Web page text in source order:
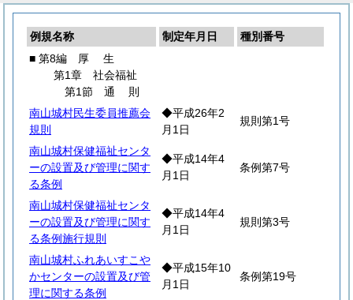
例規名称 制定年月日
種別番号
■ 第8編 厚 生
第1章 社会福祉
第1節 通 則
南山城村民生委員推薦会
規則
◆平成26年2
月1日
規則第1号
南山城村保健福祉センタ
ーの設置及び管理に関す
る条例
◆平成14年4
月1日
条例第7号
南山城村保健福祉センタ
ーの設置及び管理に関す
る条例施行規則
◆平成14年4
月1日
規則第3号
南山城村ふれあいすこや
かセンターの設置及び管
理に関する条例
◆平成15年10
月1日
条例第19号